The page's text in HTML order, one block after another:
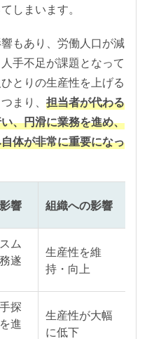
しまいます。
もあり、労働人口が減
手不足が課題となって
とりの生産性を上げる
まり、 担当者が代わる
、円滑に業務を進め、
体が非常に重要になっ
響 組織への影響
ム
遂
生産性を維
持・向上
探
進
生産性が大幅
に低下